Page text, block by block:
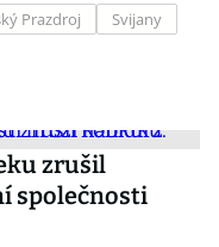
Prazdroj Svijany
zrušil
společnosti